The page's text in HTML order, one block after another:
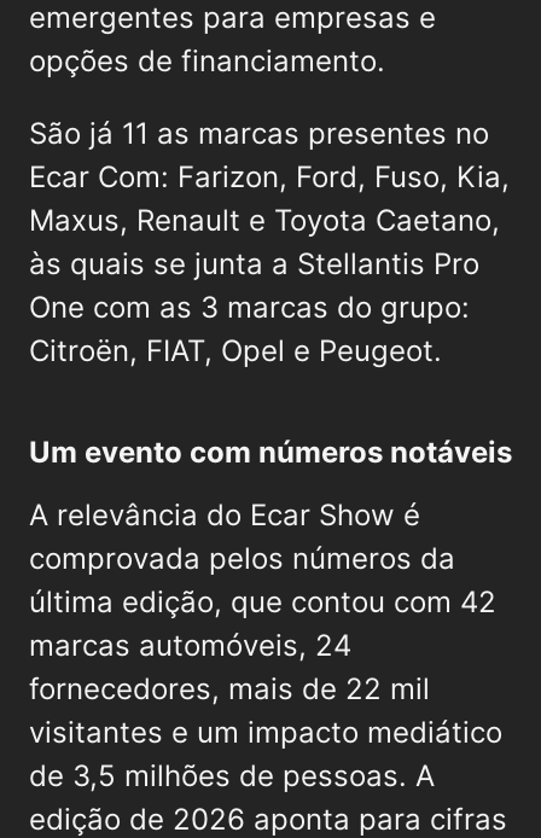
emergentes para empresas e
opções de financiamento.
São já 11 as marcas presentes no
Ecar Com: Farizon, Ford, Fuso, Kia,
Maxus, Renault e Toyota Caetano,
às quais se junta a Stellantis Pro
One com as 3 marcas do grupo:
Citroën, FIAT, Opel e Peugeot.
Um evento com números notáveis
A relevância do Ecar Show é
comprovada pelos números da
última edição, que contou com 42
marcas automóveis, 24
fornecedores, mais de 22 mil
visitantes e um impacto mediático
de 3,5 milhões de pessoas. A
edição de 2026 aponta para cifras